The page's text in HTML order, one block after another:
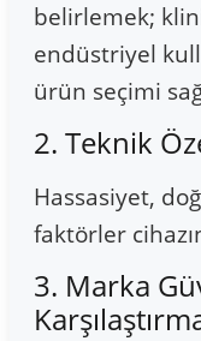
belirlemek;
endüstriyel
ürün seçimi
2. Teknik
Hassasiyet,
faktörler
3. Marka